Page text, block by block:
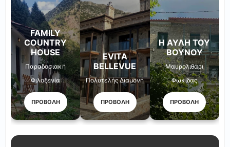
FAMILY
COUNTRY
HOUSE
Παραδοσιακή
Φιλοξενία
ΠΡΟΒΟΛΗ
EVITA
BELLEVUE
Πολυτελής Διαμονή
ΠΡΟΒΟΛΗ
Η ΑΥΛΉ ΤΟΥ
ΒΟΥΝΟΎ
Μαυρολιθάρι
Φωκίδας
ΠΡΟΒΟΛΗ